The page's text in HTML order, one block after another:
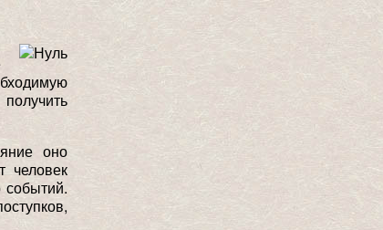
оно
человек
событий.